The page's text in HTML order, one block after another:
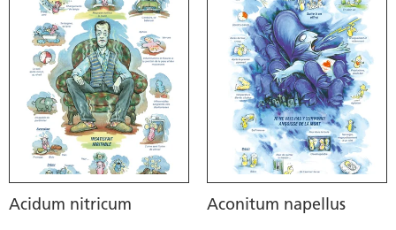
Acidum nitricum Aconitum napellus